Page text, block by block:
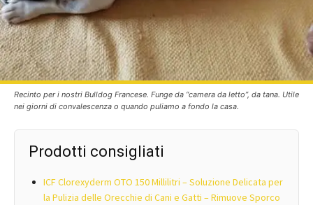
Recinto per i nostri Bulldog Francese. Funge da “camera da letto”, da tana. Utile
nei giorni di convalescenza o quando puliamo a fondo la casa.
Prodotti consigliati
ICF Clorexyderm OTO 150 Millilitri – Soluzione Delicata per
la Pulizia delle Orecchie di Cani e Gatti – Rimuove Sporco